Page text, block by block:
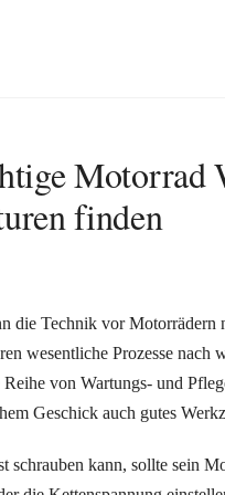
Motorrad
finden
die Technik vor Motorrädern
wesentliche Prozesse nach
von Wartungs- und
Geschick auch gutes
schrauben kann, sollte sein